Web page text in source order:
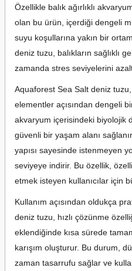
Özellikle balık ağırlıklı
olan bu ürün, içerdiği dengeli
suyu koşullarına yakın bir
deniz tuzu, balıkların sağlıklı
zamanda stres seviyelerini
Aquaforest Sea Salt deniz
elementler açısından dengeli
akvaryum içerisindeki biyolojik
güvenli bir yaşam alanı
yapısı sayesinde istenmeyen
seviyeye indirir. Bu özellik,
etmek isteyen kullanıcılar için
Kullanım açısından oldukça
deniz tuzu, hızlı çözünme
eklendiğinde kısa sürede
karışım oluşturur. Bu durum,
zaman tasarrufu sağlar ve